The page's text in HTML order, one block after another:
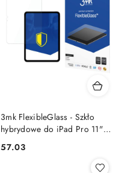
3mk FlexibleGlass - Szkło
hybrydowe do iPad Pro 11"
Cena:
57.03